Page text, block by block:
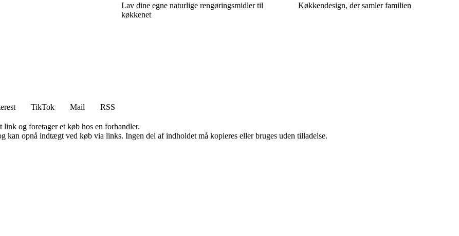
Lav dine egne naturlige rengøringsmidler til
køkkenet
Køkkendesign, der samler familien
TikTok Mail
RSS
og foretager et køb hos en forhandler.
kan opnå indtægt ved køb via links. Ingen del af indholdet må kopieres eller bruges uden tilladelse.